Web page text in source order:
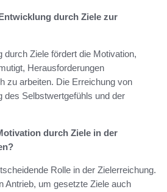
durch Ziele zur
durch Ziele fördert die Motivation,
Herausforderungen
zu arbeiten. Die Erreichung von
des Selbstwertgefühls und der
durch Ziele in der
Rolle in der Zielerreichung.
Antrieb, um gesetzte Ziele auch